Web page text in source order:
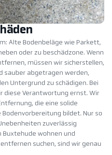
Alte Bodenbeläge wie Parkett,
oder zu beschädzone. Wenn
müssen wir sicherstellen,
sauber abgetragen werden,
Untergrund zu schädigen. Bei
diese Verantwortung ernst. Wir
die eine solide
bildet. Nur so
zuverlässig
Buxtehude wohnen und
suchen, sind wir genau